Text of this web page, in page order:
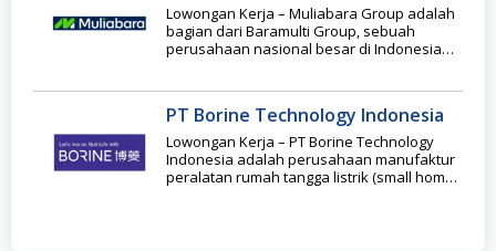
Lowongan Kerja – Muliabara Group adalah
bagian dari Baramulti Group, sebuah
perusahaan nasional besar di Indonesia
PT Borine Technology Indonesia
Lowongan Kerja – PT Borine Technology
Indonesia adalah perusahaan manufaktur
peralatan rumah tangga listrik (small home